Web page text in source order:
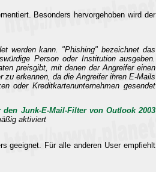
Besonders hervorgehoben wird der
werden kann. "Phishing" bezeichnet das
Person oder Institution ausgeben.
preisgibt, mit denen der Angreifer einen
erkennen, da die Angreifer ihren E-Mails
oder Kreditkartenunternehmen gesendet
den Junk-E-Mail-Filter von Outlook 2003
aktiviert
geeignet. Für alle anderen User empfiehlt